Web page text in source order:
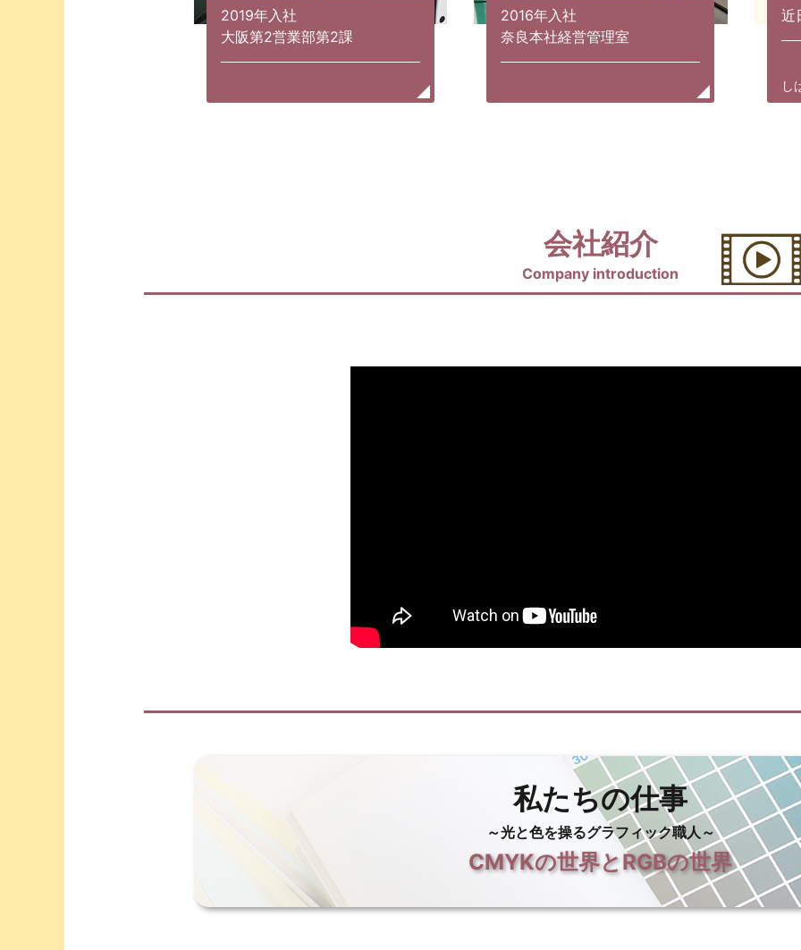
2019年入社
大阪第2営業部第2課
2016年入社
奈良本社経営管理室
近
し
会社紹介
Company introduction
私たちの仕事
～光と色を操るグラフィック職人～
CMYKの世界とRGBの世界